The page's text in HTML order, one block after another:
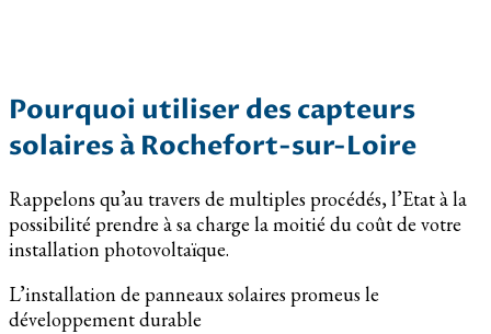
Pourquoi utiliser des capteurs
solaires à Rochefort-sur-Loire
Rappelons qu’au travers de multiples procédés, l’Etat à la
possibilité prendre à sa charge la moitié du coût de votre
installation photovoltaïque.
L’installation de panneaux solaires promeus le
développement durable